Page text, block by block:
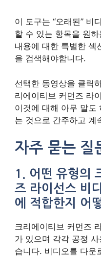
이 도구는 “오래된” 비
할 수 있는 항목을 원
내용에 대한 특별한 섹
을 검색해야합니다.
선택한 동영상을 클릭
리에이티브 커먼즈 라
이것에 대해 아무 말도
는 것으로 간주하고 계
자주 묻는 질
1. 어떤 유형의
즈 라이선스 비
에 적합한지 어
크리에이티브 커먼즈
가 있으며 각각 공정
습니다. 비디오를 다운